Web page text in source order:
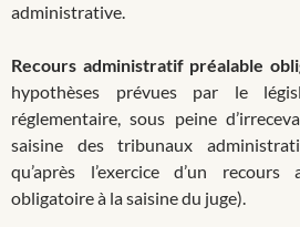
administrative.
Recours administratif préalable
hypothèses prévues par le
réglementaire, sous peine
saisine des tribunaux
qu’après l’exercice d’un recours
obligatoire à la saisine du juge).